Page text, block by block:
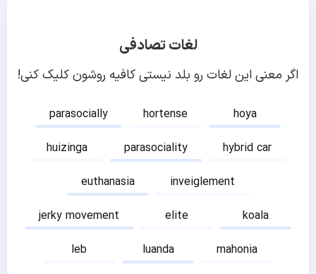
لغات تصادفی
اگر معنی این لغات رو بلد نیستی کافیه روشون کلیک کنی!
parasocially hortense
hoya
huizinga
parasociality
hybrid car
euthanasia
inveiglement
jerky movement
elite
koala
leb
luanda
mahonia